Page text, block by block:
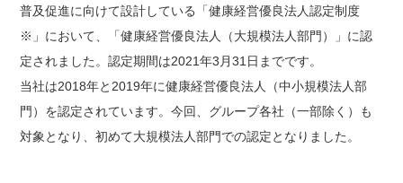
普及促進に向けて設計している「健康経営優良法人認定制度
※」において、「健康経営優良法人（大規模法人部門）」に認
定されました。認定期間は2021年3月31日までです。
当社は2018年と2019年に健康経営優良法人（中小規模法人部
門）を認定されています。今回、グループ各社（一部除く）も
対象となり、初めて大規模法人部門での認定となりました。